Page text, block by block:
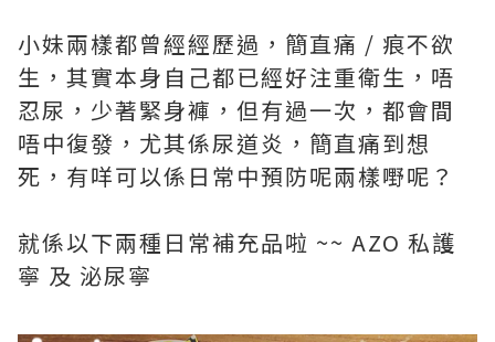
小妹兩樣都曾經經歷過，簡直痛 / 痕不欲
生，其實本身自己都已經好注重衛生，唔
忍尿，少著緊身褲，但有過一次，都會間
唔中復發，尤其係尿道炎，簡直痛到想
死，有咩可以係日常中預防呢兩樣嘢呢？
就係以下兩種日常補充品啦 ~~ AZO 私護
寧 及 泌尿寧